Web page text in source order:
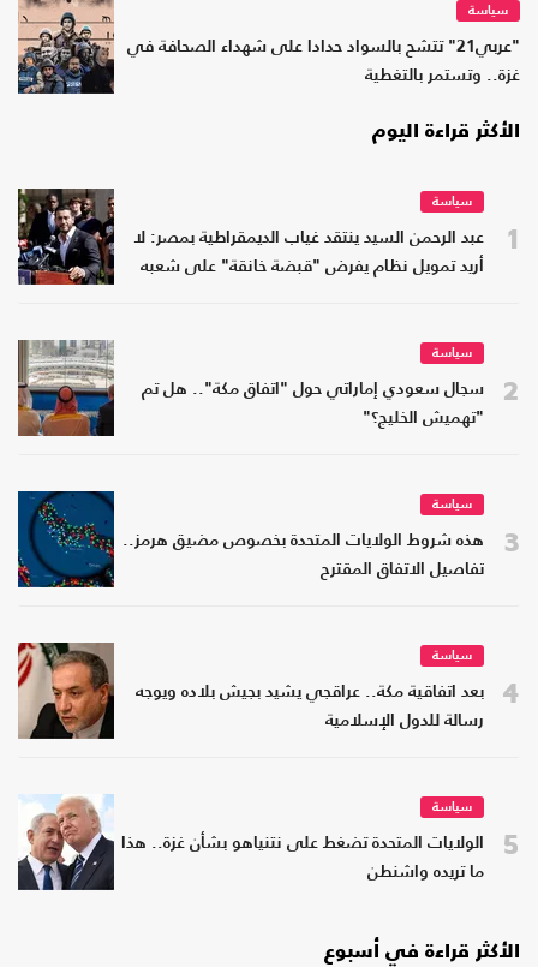
سياسة
"عربي21" تتشح بالسواد حدادا على شهداء الصحافة في
غزة.. وتستمر بالتغطية
الأكثر قراءة اليوم
1
سياسة
عبد الرحمن السيد ينتقد غياب الديمقراطية بمصر: لا
أريد تمويل نظام يفرض "قبضة خانقة" على شعبه
2
سياسة
سجال سعودي إماراتي حول "اتفاق مكة".. هل تم
"تهميش الخليج؟"
3
سياسة
هذه شروط الولايات المتحدة بخصوص مضيق هرمز..
تفاصيل الاتفاق المقترح
4
سياسة
بعد اتفاقية مكة.. عراقجي يشيد بجيش بلاده ويوجه
رسالة للدول الإسلامية
5
سياسة
الولايات المتحدة تضغط على نتنياهو بشأن غزة.. هذا
ما تريده واشنطن
الأكثر قراءة في أسبوع